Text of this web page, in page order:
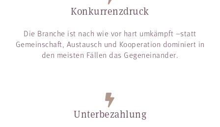
Konkurrenzdruck
Die Branche ist nach wie vor hart umkämpft –statt
Gemeinschaft, Austausch und Kooperation dominiert in
den meisten Fällen das Gegeneinander.
Unterbezahlung